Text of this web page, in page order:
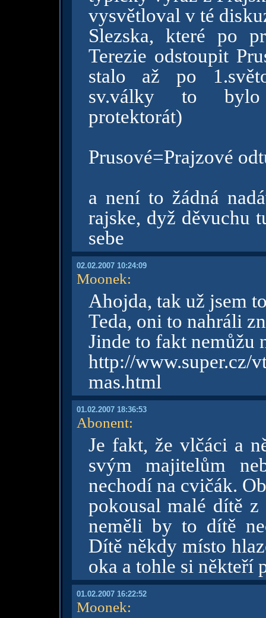
vysvětloval v té
Slezska, které po
Terezie odstoupit
stalo až po
sv.války to bylo
protektorát)
Prusové=Prajzové
a není to žádná
rajske, dyž děvuchu
sebe
02.02.2007 10:24:09
Moonek:
Ahojda, tak už jsem
Teda, oni to nahráli
Jinde to fakt nemůžu
http://
mas.html
01.02.2007 18:36:53
Abonent:
Je fakt, že vlčáci a
svým majitelům
nechodí na cvičák.
pokousal malé dítě
neměli by to dítě
Dítě někdy místo
oka a tohle si někteří
01.02.2007 16:22:52
Moonek: